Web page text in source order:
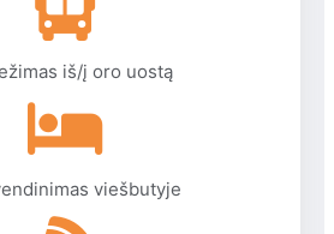
iš/į oro uostą
viešbutyje